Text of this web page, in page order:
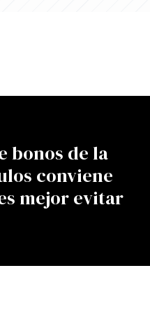
bonos de la
conviene
mejor evitar